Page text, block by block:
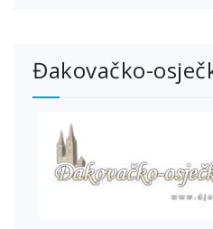
Đakovačko-